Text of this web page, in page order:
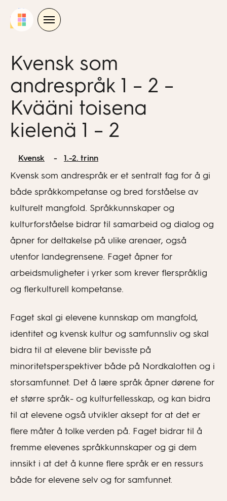
Kvensk som
andrespråk 1 – 2 –
Kvääni toisena
kielenä 1 – 2
Kvensk 1.-2. trinn
Kvensk som andrespråk er et sentralt fag for å gi
både språkkompetanse og bred forståelse av
kulturelt mangfold. Språkkunnskaper og
kulturforståelse bidrar til samarbeid og dialog og
åpner for deltakelse på ulike arenaer, også
utenfor landegrensene. Faget åpner for
arbeidsmuligheter i yrker som krever flerspråklig
og flerkulturell kompetanse.
Faget skal gi elevene kunnskap om mangfold,
identitet og kvensk kultur og samfunnsliv og skal
bidra til at elevene blir bevisste på
minoritetsperspektiver både på Nordkalotten og i
storsamfunnet. Det å lære språk åpner dørene for
et større språk- og kulturfellesskap, og kan bidra
til at elevene også utvikler aksept for at det er
flere måter å tolke verden på. Faget bidrar til å
fremme elevenes språkkunnskaper og gi dem
innsikt i at det å kunne flere språk er en ressurs
både for elevene selv og for samfunnet.